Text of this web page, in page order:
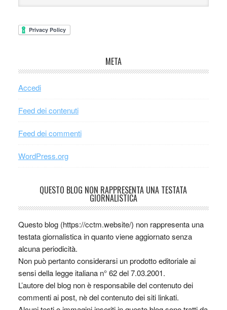
META
Accedi
Feed dei contenuti
Feed dei commenti
WordPress.org
QUESTO BLOG NON RAPPRESENTA UNA TESTATA
GIORNALISTICA
Questo blog (https://cctm.website/) non rappresenta una
testata giornalistica in quanto viene aggiornato senza
alcuna periodicità.
Non può pertanto considerarsi un prodotto editoriale ai
sensi della legge italiana n° 62 del 7.03.2001.
L’autore del blog non è responsabile del contenuto dei
commenti ai post, nè del contenuto dei siti linkati.